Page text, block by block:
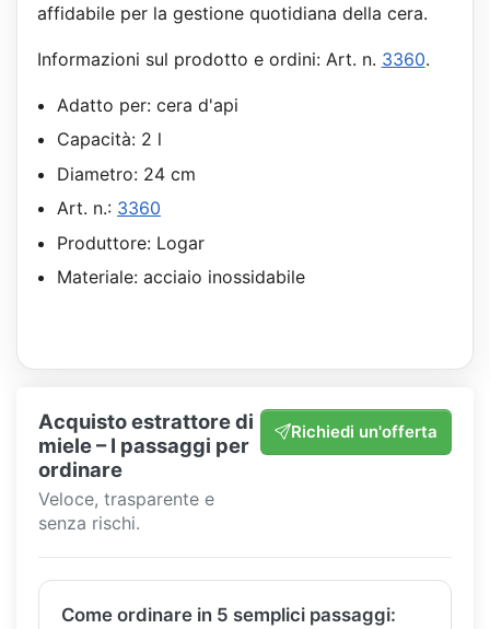
affidabile per la gestione quotidiana della cera.
Informazioni sul prodotto e ordini: Art. n. 3360.
Adatto per: cera d'api
Capacità: 2 l
Diametro: 24 cm
Art. n.: 3360
Produttore: Logar
Materiale: acciaio inossidabile
Acquisto estrattore di
miele – I passaggi per
ordinare
Veloce, trasparente e
senza rischi.
Richiedi un'offerta
Come ordinare in 5 semplici passaggi: